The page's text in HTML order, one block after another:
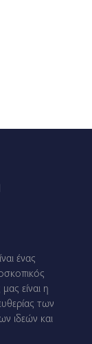
ένας
είναι η
των
ιδεών και